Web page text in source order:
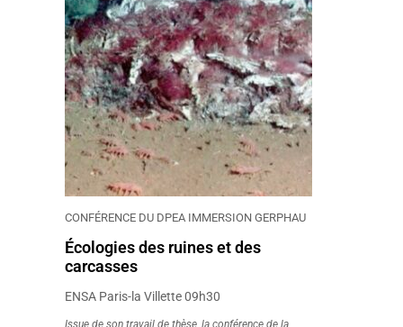
CONFÉRENCE DU DPEA IMMERSION GERPHAU
Écologies des ruines et des
carcasses
ENSA Paris-la Villette 09h30
Issue de son travail de thèse, la conférence de la